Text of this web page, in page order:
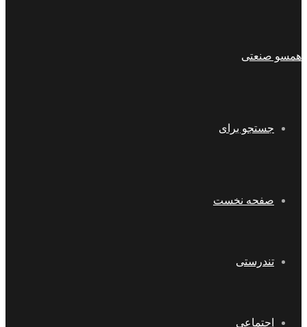
همسو صنعتی
جستجو برای
صفحه نخست
تندرستی
اجتماعی